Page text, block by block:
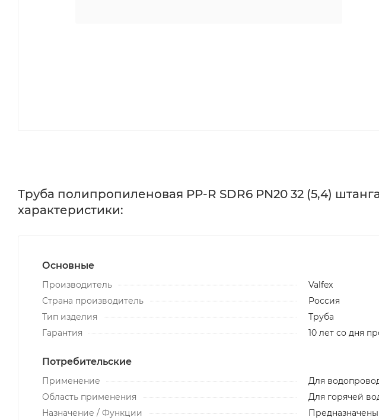
Труба полипропиленовая PP-R SDR6 PN20 32 (5,4)
характеристики:
Основные
Производитель
Valfex
Страна производитель
Россия
Тип изделия
Труба
Гарантия
10 лет со дня
Потребительские
Применение
Для
Область применения
Для горячей
Назначение / Функции